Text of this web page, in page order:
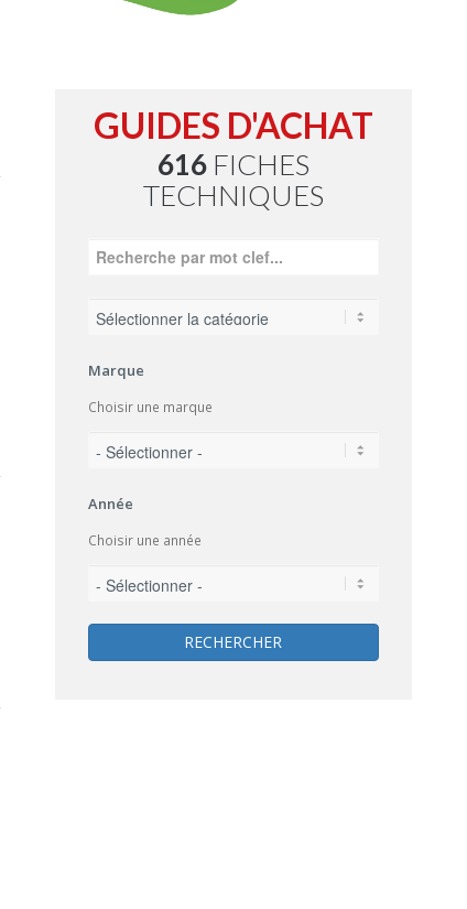
GUIDES D'ACHAT
616FICHES
TECHNIQUES
Marque
Choisir une marque
Année
Choisir une année
RECHERCHER